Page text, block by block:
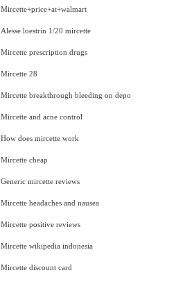
Mircette+price+at+walmart
Alesse loestrin 1/20 mircette
Mircette prescription drugs
Mircette 28
Mircette breakthrough bleeding on depo
Mircette and acne control
How does mircette work
Mircette cheap
Generic mircette reviews
Mircette headaches and nausea
Mircette positive reviews
Mircette wikipedia indonesia
Mircette discount card